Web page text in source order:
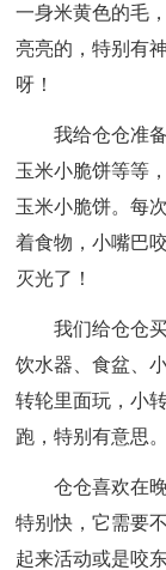
一身米黄色的毛
亮亮的，特别有
呀！
我给仓仓准
玉米小脆饼等等
玉米小脆饼。每
着食物，小嘴巴
灭光了！
我们给仓仓
饮水器、食盆、
转轮里面玩，小
跑，特别有意思。
仓仓喜欢在
特别快，它需要
起来活动或是咬